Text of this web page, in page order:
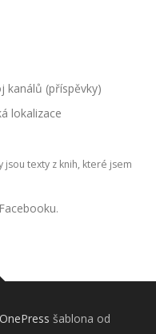
kanálů (příspěvky)
lokalizace
jsou texty z knih, které jsem
Facebooku.
OnePress šablona od